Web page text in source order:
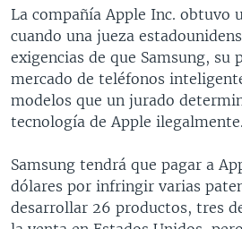
EL MUNDO AL DÍA [RADIO]
FORO [RADIO]
DEPORTIVO INTERNACIONAL
NOTA ECONÓMICA
ENTRETENIMIENTO
SÍGANOS
Idiomas
La compañía Apple Inc. obtuvo
cuando una jueza
exigencias de que Samsung, su
mercado de teléfonos
modelos que un jurado
tecnología de Apple ilegalmente.
Samsung tendrá que pagar a
dólares por infringir varias
desarrollar 26 productos, tres